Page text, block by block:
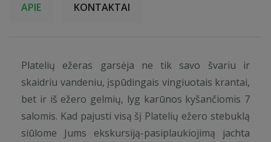
APIE KONTAKTAI
Platelių ežeras garsėja ne tik savo švariu ir
skaidriu vandeniu, įspūdingais vingiuotais krantai,
bet ir iš ežero gelmių, lyg karūnos kyšančiomis 7
salomis. Kad pajusti visą šį Platelių ežero stebuklą
siūlome Jums ekskursiją-pasiplaukiojimą jachta